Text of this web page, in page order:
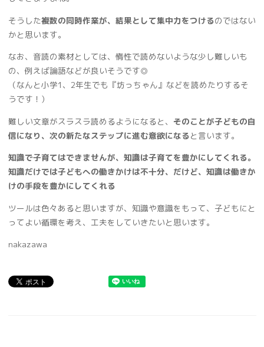
そうした複数の同時作業が、結果として集中力をつけるのではない
かと思います。
なお、音読の素材としては、惰性で読めないような少し難しいも
の、例えば論語などが良いそうです◎
（なんと小学1、2年生でも『坊っちゃん』などを読めたりするそ
うです！）
難しい文章がスラスラ読めるようになると、 そのことが子どもの自
信になり、次の新たなステップに進む意欲になる と言います。
知識で子育てはできませんが、知識は子育てを豊かにしてくれる。
知識だけでは子どもへの働きかけは不十分、だけど、知識は働きか
けの手段を豊かにしてくれる
ツールは色々あると思いますが、知識や意識をもって、子どもにと
ってよい循環を考え、工夫をしていきたいと思います。
nakazawa